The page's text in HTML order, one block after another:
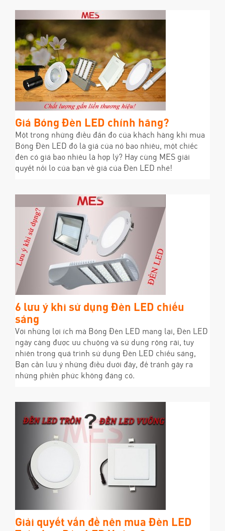
Giá Bóng Đèn LED chính hãng?
Một trong những điều đắn đo của khách hàng khi mua
Bóng Đèn LED đó là giá của nó bao nhiêu, một chiếc
đèn có giá bao nhiêu là hợp lý? Hãy cùng MES giải
quyết nổi lo của bạn về giá của Đèn LED nhé!
6 lưu ý khi sử dụng Đèn LED chiếu
sáng
Với những lợi ích mà Bóng Đèn LED mang lại, Đèn LED
ngày càng được ưu chuộng và sử dụng rộng rãi, tuy
nhiên trong quá trình sử dụng Đèn LED chiếu sáng,
Bạn cần lưu ý những điều dưới đây, để tránh gây ra
những phiền phức không đáng có.
Giải quyết vấn đề nên mua Đèn LED